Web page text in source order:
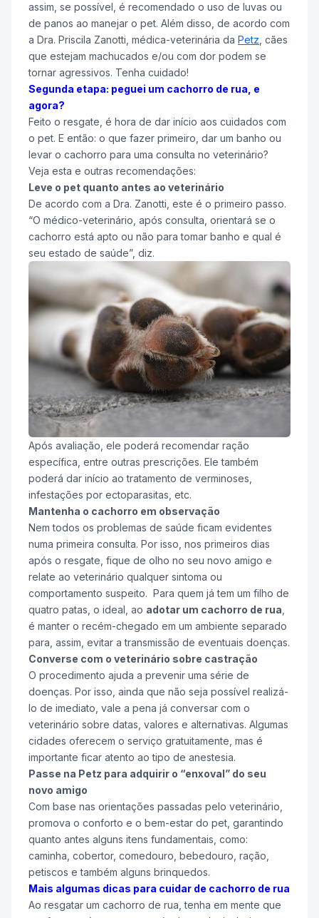
assim, se possível, é recomendado o uso de luvas ou
de panos ao manejar o pet. Além disso, de acordo com
a Dra. Priscila Zanotti, médica-veterinária da Petz , cães
que estejam machucados e/ou com dor podem se
tornar agressivos. Tenha cuidado!
Segunda etapa: peguei um cachorro de rua, e
agora?
Feito o resgate, é hora de dar início aos cuidados com
o pet. E então: o que fazer primeiro, dar um banho ou
levar o cachorro para uma consulta no veterinário?
Veja esta e outras recomendações:
Leve o pet quanto antes ao veterinário
De acordo com a Dra. Zanotti, este é o primeiro passo.
“O médico-veterinário, após consulta, orientará se o
cachorro está apto ou não para tomar banho e qual é
seu estado de saúde”, diz.
Após avaliação, ele poderá recomendar ração
específica, entre outras prescrições. Ele também
poderá dar início ao tratamento de verminoses,
infestações por ectoparasitas, etc.
Mantenha o cachorro em observação
Nem todos os problemas de saúde ficam evidentes
numa primeira consulta. Por isso, nos primeiros dias
após o resgate, fique de olho no seu novo amigo e
relate ao veterinário qualquer sintoma ou
comportamento suspeito. Para quem já tem um filho de
quatro patas, o ideal, ao adotar um cachorro de rua
é manter o recém-chegado em um ambiente separado
para, assim, evitar a transmissão de eventuais doenças.
Converse com o veterinário sobre castração
O procedimento ajuda a prevenir uma série de
doenças. Por isso, ainda que não seja possível realizá-
lo de imediato, vale a pena já conversar com o
veterinário sobre datas, valores e alternativas. Algumas
cidades oferecem o serviço gratuitamente, mas é
importante ficar atento ao tipo de anestesia.
Passe na Petz para adquirir o “enxoval” do seu
novo amigo
Com base nas orientações passadas pelo veterinário,
promova o conforto e o bem-estar do pet, garantindo
quanto antes alguns itens fundamentais, como:
caminha, cobertor, comedouro, bebedouro, ração,
petiscos e também alguns brinquedos.
Mais algumas dicas para cuidar de cachorro de rua
Ao resgatar um cachorro de rua, tenha em mente que